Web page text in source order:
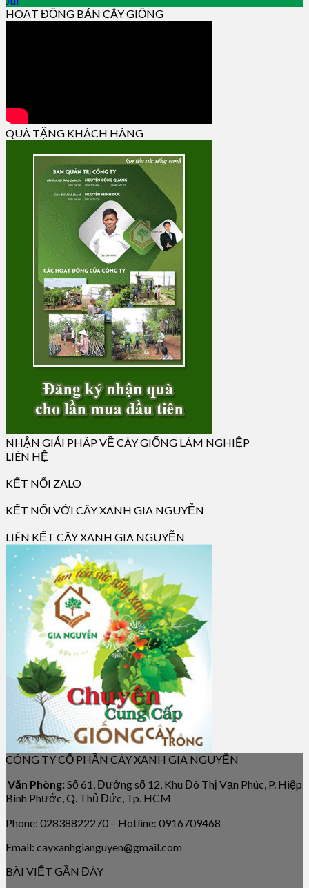
HOẠT ĐỘNG BÁN CÂY GIỐNG
QUÀ TẶNG KHÁCH HÀNG
NHẬN GIẢI PHÁP VỀ CÂY GIỐNG LÂM NGHIỆP
LIÊN HỆ
KẾT NỐI ZALO
KẾT NỐI VỚI CÂY XANH GIA NGUYỄN
LIÊN KẾT CÂY XANH GIA NGUYỄN
CÔNG TY CỔ PHẦN CÂY XANH GIA NGUYỄN
Văn Phòng: Số 61, Đường số 12, Khu Đô Thị Vạn Phúc, P. Hiệp
Bình Phước, Q. Thủ Đức, Tp. HCM
Phone: 02838822270 – Hotline: 0916709468
Email: cayxanhgianguyen@gmail.com
BÀI VIẾT GẦN ĐÂY